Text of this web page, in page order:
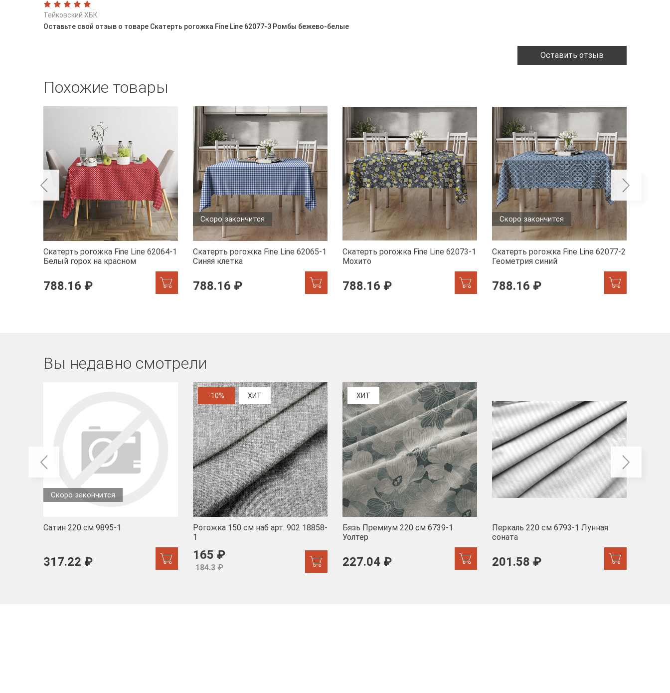
Тейковский ХБК
Оставьте свой отзыв о товаре Скатерть рогожка Fine Line 62077-3 Ромбы бежево-белые
Оставить отзыв
Похожие товары
Скатерть рогожка Fine Line 62064-1
Белый горох на красном
788.16 ₽
Скоро закончится
Скатерть рогожка Fine Line 62065-1
Синяя клетка
788.16 ₽
Скатерть рогожка Fine Line 62073-1
Мохито
788.16 ₽
Скоро закончится
Скатерть рогожка Fine Line 62077-2
Геометрия синий
788.16 ₽
Вы недавно смотрели
Скоро закончится
Сатин 220 см 9895-1
317.22 ₽
-10% ХИТ
Рогожка 150 см наб арт. 902 18858-
1
165 ₽
184.3 ₽
ХИТ
Бязь Премиум 220 см 6739-1
Уолтер
227.04 ₽
Перкаль 220 см 6793-1 Лунная
соната
201.58 ₽